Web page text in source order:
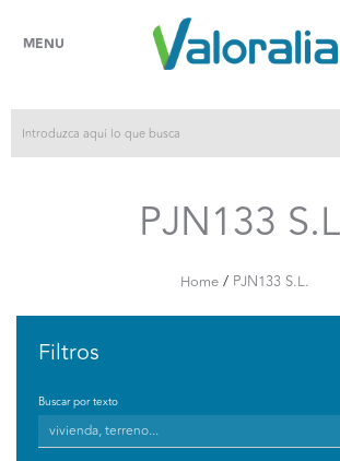
MENU
PJN133
Home / PJN133 S.L.
Filtros
Buscar por texto